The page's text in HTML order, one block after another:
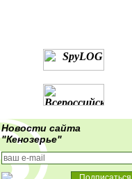
Новости сайта
"Кенозерье"